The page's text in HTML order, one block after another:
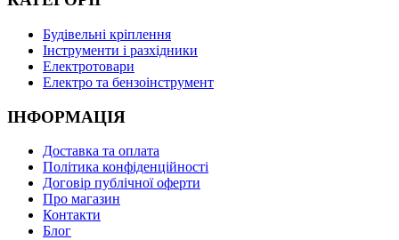
Будівельні кріплення
Інструменти і разхідники
Електротовари
Електро та бензоінструмент
ІНФОРМАЦІЯ
Доставка та оплата
Політика конфіденційності
Договір публічної оферти
Про магазин
Контакти
Блог